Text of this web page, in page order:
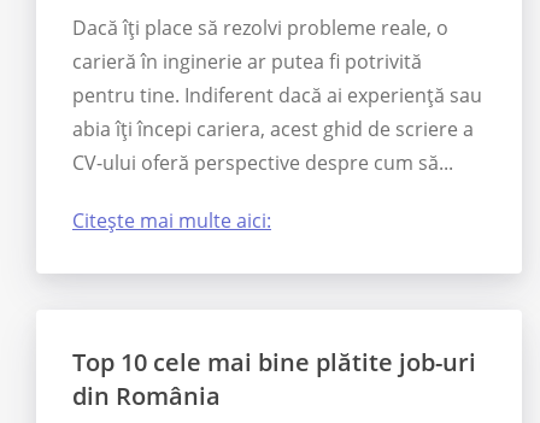
Dacă îți place să rezolvi probleme reale, o
carieră în inginerie ar putea fi potrivită
pentru tine. Indiferent dacă ai experiență sau
abia îți începi cariera, acest ghid de scriere a
CV-ului oferă perspective despre cum să...
Citește mai multe aici:
Top 10 cele mai bine plătite job-uri
din România